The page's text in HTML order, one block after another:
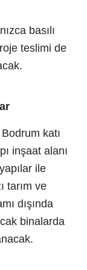
basılı
teslimi de
katı
inşaat alanı
ile
tarım ve
dışında
binalarda